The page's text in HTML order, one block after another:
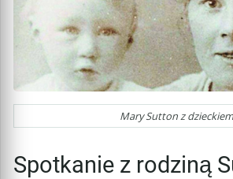
Mary Sutton z dzieckiem
Spotkanie z rodziną